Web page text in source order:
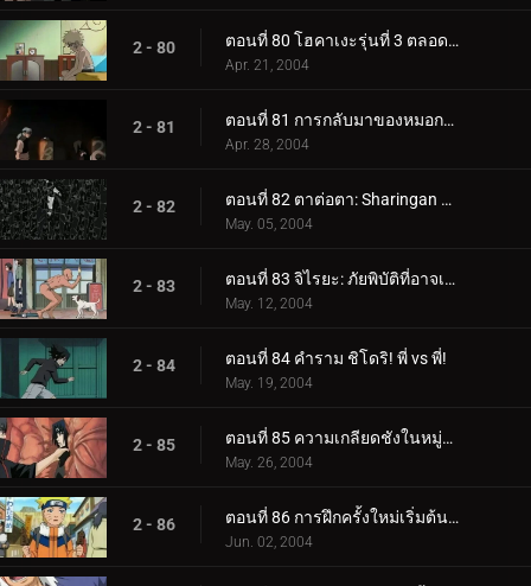
2 - 80 ตอนที่ 80 โฮคาเงะรุ่นที่ 3 ตลอดกาล...
Apr. 21, 2004
2 - 81 ตอนที่ 81 การกลับมาของหมอกยามเช้า
Apr. 28, 2004
2 - 82 ตอนที่ 82 ตาต่อตา: Sharingan กับ Sharingan!
May. 05, 2004
2 - 83 ตอนที่ 83 จิไรยะ: ภัยพิบัติที่อาจเกิดขึ้นของนารูโตะ!
May. 12, 2004
2 - 84 ตอนที่ 84 คำราม ชิโดริ! พี่ vs พี่!
May. 19, 2004
2 - 85 ตอนที่ 85 ความเกลียดชังในหมู่อุจิวะ: คนสุดท้ายของเผ่า
May. 26, 2004
2 - 86 ตอนที่ 86 การฝึกครั้งใหม่เริ่มต้นขึ้น: ฉันจะเข้มแข็ง
Jun. 02, 2004